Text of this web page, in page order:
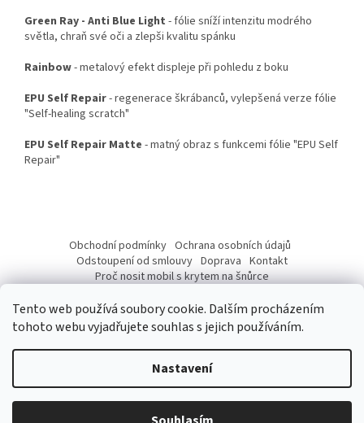
Tento web používá soubory cookie. Dalším procházením
tohoto webu vyjadřujete souhlas s jejich používáním.
Nastavení
Vážení Zákazníci, od 10. 07 do 17. 07. 2026 budeme mít provozní
přestávku z důvodu dovolené. Přijaté objednávky budeme expedovat
Green Ray - Anti Blue Light - fólie sníží intenzitu modrého
světla, chraň své oči a zlepši kvalitu spánku
Rainbow- metalový efekt displeje při pohledu z boku
EPU Self Repair- regenerace škrábanců, vylepšená verze fólie
"Self-healing scratch"
EPU Self Repair Matte - matný obraz s funkcemi fólie "EPU Self
Repair"
a
Obchodní podmínky Ochrana osobních údajů
Odstoupení od smlouvy Doprava Kontakt
Proč nosit mobil s krytem na šnůrce
Vytvořil Shoptet